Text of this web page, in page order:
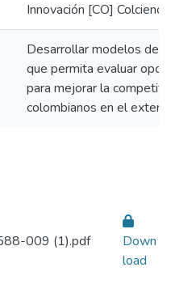
Innovación [CO]
Desarrollar modelos de
que permita evaluar
para mejorar la
colombianos en el
009 (1).pdf
Down
load